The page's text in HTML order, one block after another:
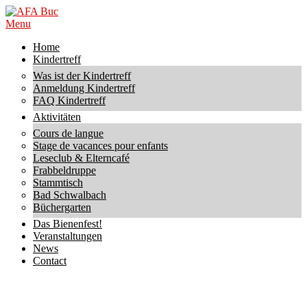
Skip
to
AFA
Primary
Menu
Menu
Home
Kindertreff
Was ist der Kindertreff
Anmeldung Kindertreff
FAQ Kindertreff
Aktivitäten
Cours de langue
Stage de vacances pour enfants
Leseclub & Elterncafé
Frabbeldruppe
Stammtisch
Bad Schwalbach
Büchergarten
Das Bienenfest!
Veranstaltungen
News
Contact